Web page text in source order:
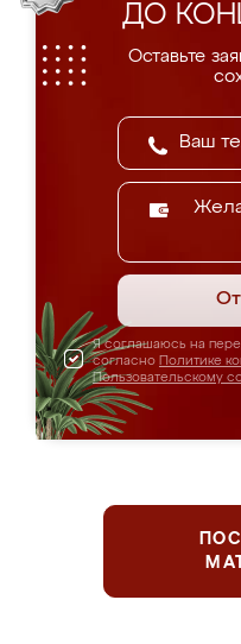
ДО
Оставьте
Я соглашаюсь на
согласно Политике
Пользовательскому